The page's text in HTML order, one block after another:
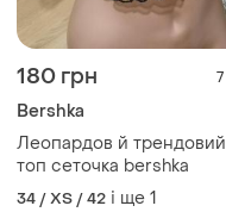
180 грн 7
Bershka
Леопардов й трендовий
топ сеточка bershka
34 / XS / 42 і ще 1